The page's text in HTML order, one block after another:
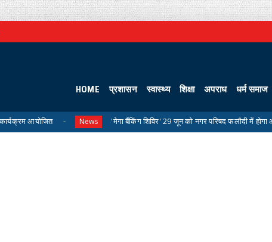
HOME प्रशासन स्वास्थ्य शिक्षा अपराध धर्म समाज
News 'मेगा बैंकिंग शिविर' 29 जून को नगर परिषद फलौदी में होगा आयोजित